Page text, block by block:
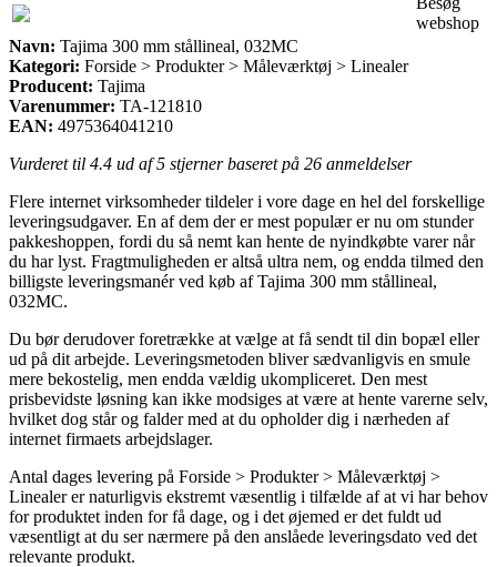
webshop
Navn: Tajima 300 mm stållineal, 032MC
Kategori: Forside > Produkter > Måleværktøj > Linealer
Producent: Tajima
Varenummer: TA-121810
EAN: 4975364041210
Vurderet til 4.4 ud af 5 stjerner baseret på 26 anmeldelser
Flere internet virksomheder tildeler i vore dage en hel del forskellige
leveringsudgaver. En af dem der er mest populær er nu om stunder
pakkeshoppen, fordi du så nemt kan hente de nyindkøbte varer når
du har lyst. Fragtmuligheden er altså ultra nem, og endda tilmed den
billigste leveringsmanér ved køb af Tajima 300 mm stållineal,
032MC.
Du bør derudover foretrække at vælge at få sendt til din bopæl eller
ud på dit arbejde. Leveringsmetoden bliver sædvanligvis en smule
mere bekostelig, men endda vældig ukompliceret. Den mest
prisbevidste løsning kan ikke modsiges at være at hente varerne selv,
hvilket dog står og falder med at du opholder dig i nærheden af
internet firmaets arbejdslager.
Antal dages levering på Forside > Produkter > Måleværktøj >
Linealer er naturligvis ekstremt væsentlig i tilfælde af at vi har behov
for produktet inden for få dage, og i det øjemed er det fuldt ud
væsentligt at du ser nærmere på den anslåede leveringsdato ved det
relevante produkt.